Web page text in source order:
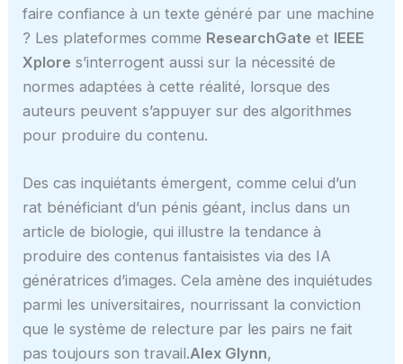
faire confiance à un texte généré par une machine
? Les plateformes comme ResearchGate et IEEE
Xplore s’interrogent aussi sur la nécessité de
normes adaptées à cette réalité, lorsque des
auteurs peuvent s’appuyer sur des algorithmes
pour produire du contenu.
Des cas inquiétants émergent, comme celui d’un
rat bénéficiant d’un pénis géant, inclus dans un
article de biologie, qui illustre la tendance à
produire des contenus fantaisistes via des IA
génératrices d’images. Cela amène des inquiétudes
parmi les universitaires, nourrissant la conviction
que le système de relecture par les pairs ne fait
pas toujours son travail.Alex Glynn,